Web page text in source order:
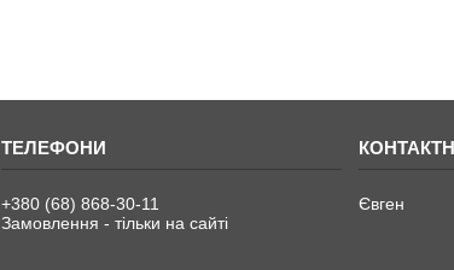
+380 (68) 868-30-11
Замовлення - тільки на сайті
Євген